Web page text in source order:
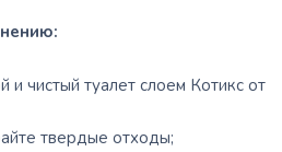
и чистый туалет слоем Котикс от
твердые отходы;